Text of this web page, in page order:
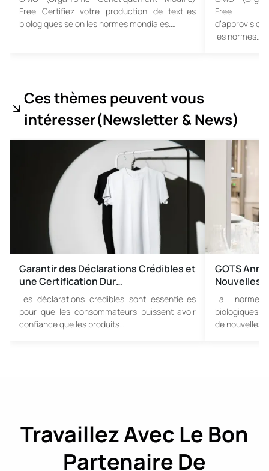
Free Certifiez votre production de textiles
biologiques selon les normes mondiales.…
Free
les normes…
Ces thèmes peuvent vous
intéresser(Newsletter & News)
Garantir des Déclarations Crédibles et
une Certification Dur…
Les déclarations crédibles sont essentielles
pour que les consommateurs puissent avoir
confiance que les produits…
GOTS
Nouvelles
La norme
biologiques
de nouvelles
Travaillez Avec Le Bon
Partenaire De